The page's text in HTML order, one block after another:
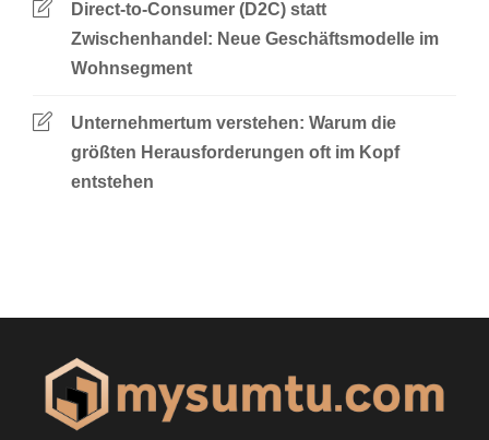
Direct-to-Consumer (D2C) statt
Zwischenhandel: Neue Geschäftsmodelle im
Wohnsegment
Unternehmertum verstehen: Warum die
größten Herausforderungen oft im Kopf
entstehen